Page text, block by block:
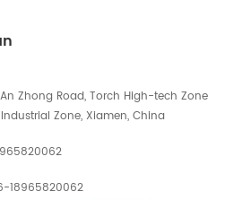
An Zhong Road, Torch High-tech Zone
Zone, Xiamen, China
18965820062